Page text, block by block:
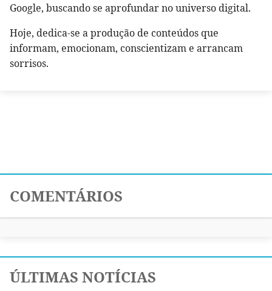
Google, buscando se aprofundar no universo digital.
Hoje, dedica-se a produção de conteúdos que
informam, emocionam, conscientizam e arrancam
sorrisos.
COMENTÁRIOS
ÚLTIMAS NOTÍCIAS